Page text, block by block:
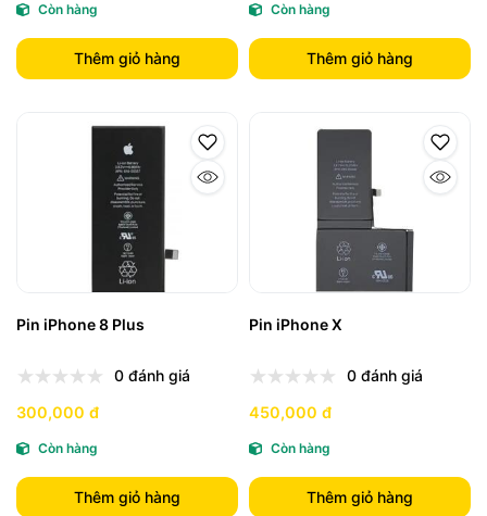
Còn hàng
Thêm giỏ hàng
Còn hàng
Thêm giỏ hàng
Pin iPhone 8 Plus
0 đánh giá
300,000 đ
Còn hàng
Thêm giỏ hàng
Pin iPhone X
0 đánh giá
450,000 đ
Còn hàng
Thêm giỏ hàng